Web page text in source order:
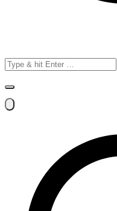
Search
for: